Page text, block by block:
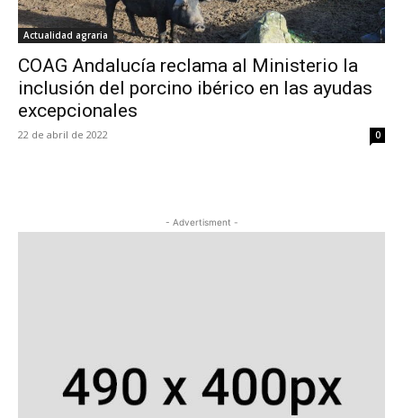
Actualidad agraria
COAG Andalucía reclama al Ministerio la
inclusión del porcino ibérico en las ayudas
excepcionales
22 de abril de 2022 0
- Advertisment -